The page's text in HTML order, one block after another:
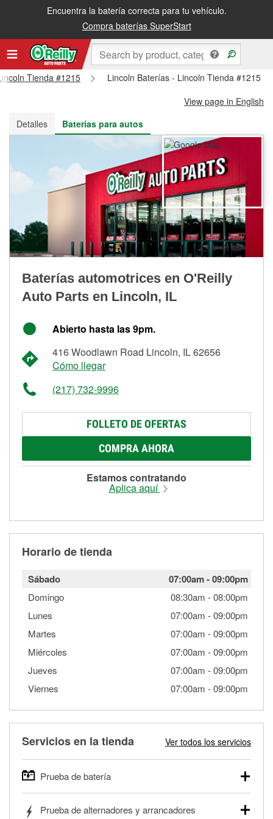
Encuentra la batería correcta para tu vehículo.
Compra baterías SuperStart
Recibe tu orden gratis al día siguiente o recógela en la tienda
Tienda #1215
Lincoln Baterías - Lincoln Tienda #1215
View page in English
Detalles
Baterías para autos
Baterías automotrices en O'Reilly
Auto Parts en Lincoln, IL
Abierto hasta las 9pm.
416 Woodlawn Road Lincoln, IL 62656
Cómo llegar
(217) 732-9996
FOLLETO DE OFERTAS
COMPRA AHORA
Estamos contratando
Aplica aquí
Horario de tienda
Sábado 07:00am-09:00pm
Domingo 08:30am -08:00pm
Lunes
07:00am -09:00pm
Martes
07:00am -09:00pm
Miércoles
07:00am -09:00pm
Jueves
07:00am -09:00pm
Viernes
07:00am -09:00pm
Servicios en la tienda Ver todos los servicios
Prueba de batería
autos, camionetas, SUVs, vehículos comerciales y
Prueba de alternadores y arrancadores